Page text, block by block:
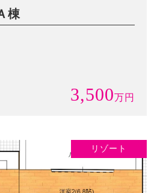
棟
3,500万円
リゾート